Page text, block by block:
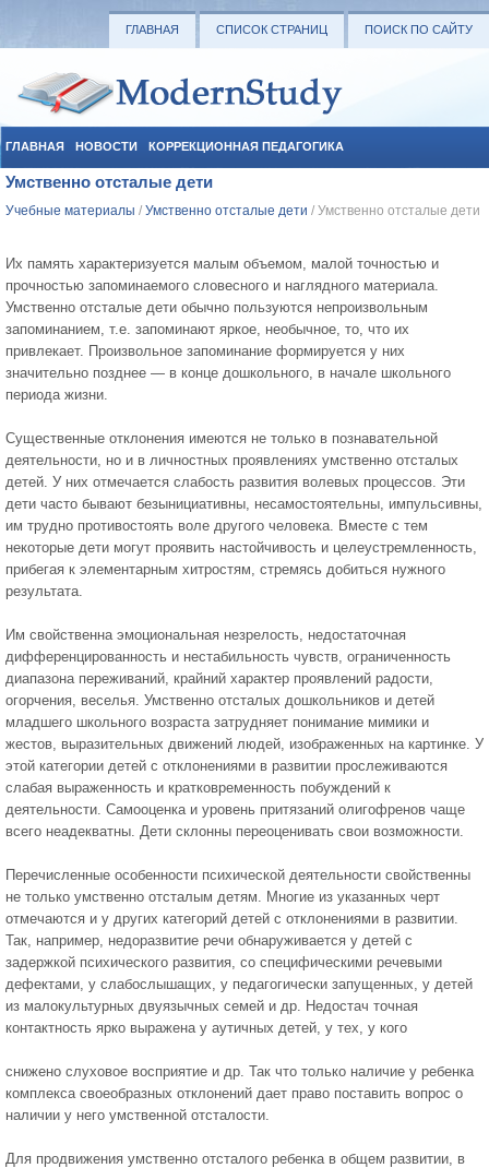
ГЛАВНАЯ СПИСОК СТРАНИЦ ПОИСК ПО САЙТУ
ГЛАВНАЯ НОВОСТИ КОРРЕКЦИОННАЯ ПЕДАГОГИКА
СОЦИАЛЬНАЯ ПЕДАГОГИКА УЧЕБНЫЕ МАТЕРИАЛЫ
Умственно отсталые дети
Учебные материалы / Умственно отсталые дети / Умственно отсталые дети
Их память характеризуется малым объемом, малой точностью и
прочностью запоминаемого словесного и наглядного материала.
Умственно отсталые дети обычно пользуются непроизвольным
запоминанием, т.е. запоминают яркое, необычное, то, что их
привлекает. Произвольное запоминание формируется у них
значительно позднее — в конце дошкольного, в начале школьного
периода жизни.
Существенные отклонения имеются не только в познавательной
деятельности, но и в личностных проявлениях умственно отсталых
детей. У них отмечается слабость развития волевых процессов. Эти
дети часто бывают безынициативны, несамостоятельны, импульсивны,
им трудно противостоять воле другого человека. Вместе с тем
некоторые дети могут проявить настойчивость и целеустремленность,
прибегая к элементарным хитростям, стремясь добиться нужного
результата.
Им свойственна эмоциональная незрелость, недостаточная
дифференцированность и нестабильность чувств, ограниченность
диапазона переживаний, крайний характер проявлений радости,
огорчения, веселья. Умственно отсталых дошкольников и детей
младшего школьного возраста затрудняет понимание мимики и
жестов, выразительных движений людей, изображенных на картинке. У
этой категории детей с отклонениями в развитии прослеживаются
слабая выраженность и кратковременность побуждений к
деятельности. Самооценка и уровень притязаний олигофренов чаще
всего неадекватны. Дети склонны переоценивать свои возможности.
Перечисленные особенности психической деятельности свойственны
не только умственно отсталым детям. Многие из указанных черт
отмечаются и у других категорий детей с отклонениями в развитии.
Так, например, недоразвитие речи обнаруживается у детей с
задержкой психического развития, со специфическими речевыми
дефектами, у слабослышащих, у педагогически запущенных, у детей
из малокультурных двуязычных семей и др. Недостач точная
контактность ярко выражена у аутичных детей, у тех, у кого
снижено слуховое восприятие и др. Так что только наличие у ребенка
комплекса своеобразных отклонений дает право поставить вопрос о
наличии у него умственной отсталости.
Для продвижения умственно отсталого ребенка в общем развитии, в